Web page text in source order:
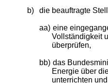
b) die beauftragte
aa) eine
Vollständigkeit
überprüfen,
bb) das
Energie über
unterrichten und